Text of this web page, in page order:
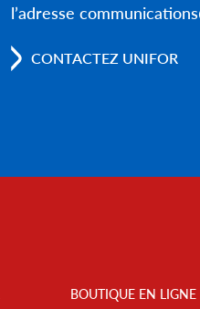
l’adresse
CONTACTEZ UNIFOR
BOUTIQUE EN LIGNE